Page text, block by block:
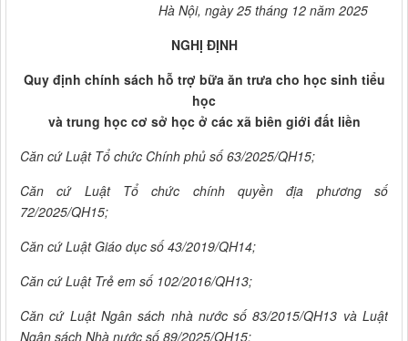
Hà Nội, ngày 25 tháng 12 năm 2025
NGHỊ ĐỊNH
Quy định chính sách hỗ trợ bữa ăn trưa cho học sinh tiểu
học
và trung học cơ sở học ở các xã biên giới đất liền
Căn cứ Luật Tổ chức Chính phủ số 63/2025/QH15;
Căn cứ Luật Tổ chức chính quyền địa phương số
72/2025/QH15;
Căn cứ Luật Giáo dục số 43/2019/QH14;
Căn cứ Luật Trẻ em số 102/2016/QH13;
Căn cứ Luật Ngân sách nhà nước số 83/2015/QH13 và Luật
Ngân sách Nhà nước số 89/2025/QH15;